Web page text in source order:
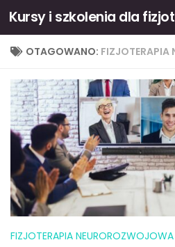
Skip to content
OTAGOWANO: FIZJOTERAPIA
FIZJOTERAPIA NEUROROZWOJOWA